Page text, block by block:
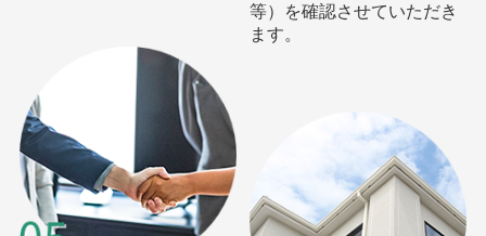
等）を確認させていただき
ます。